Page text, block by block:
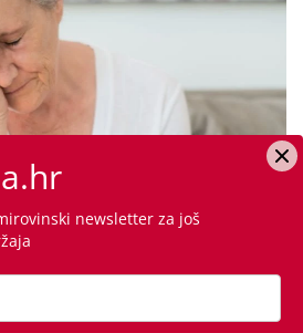
bez 24.000 eura: Novac
i taksist
newsletter za još